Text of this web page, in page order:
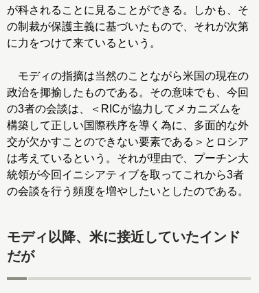
が科されることに見ることができる。しかも、そ
の制裁が保護主義に基づいたもので、それが次第
に力をつけて来ているという。
モディの指摘は当然のことながら米国の現在の
政治を揶揄したものである。その意味でも、今回
の3者の会談は、＜RICが協力してメカニズムを
構築して正しい国際秩序を導く為に、多面的な外
交が欠かすことのできない要素である＞とロシア
は考えているという。それが理由で、プーチン大
統領が今回イニシアティブを取ってこれから3者
の会談を行う頻度を増やしたいとしたのである。
モディ以降、米に接近していたインド
だが